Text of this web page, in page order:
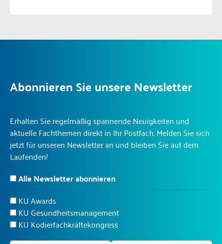
Abonnieren Sie unsere Newsletter
Erhalten Sie regelmäßig spannende Neuigkeiten und
aktuelle Fachthemen direkt in Ihr Postfach. Melden Sie sich
jetzt für unseren Newsletter an und bleiben Sie auf dem
Laufenden!
Alle Newsletter abonnieren
KU Awards
KU Gesundheitsmanagement
KU Kodierfachkräftekongress